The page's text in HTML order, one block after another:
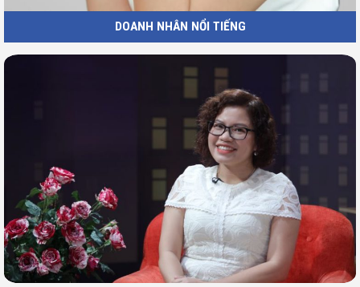
DOANH NHÂN NỔI TIẾNG